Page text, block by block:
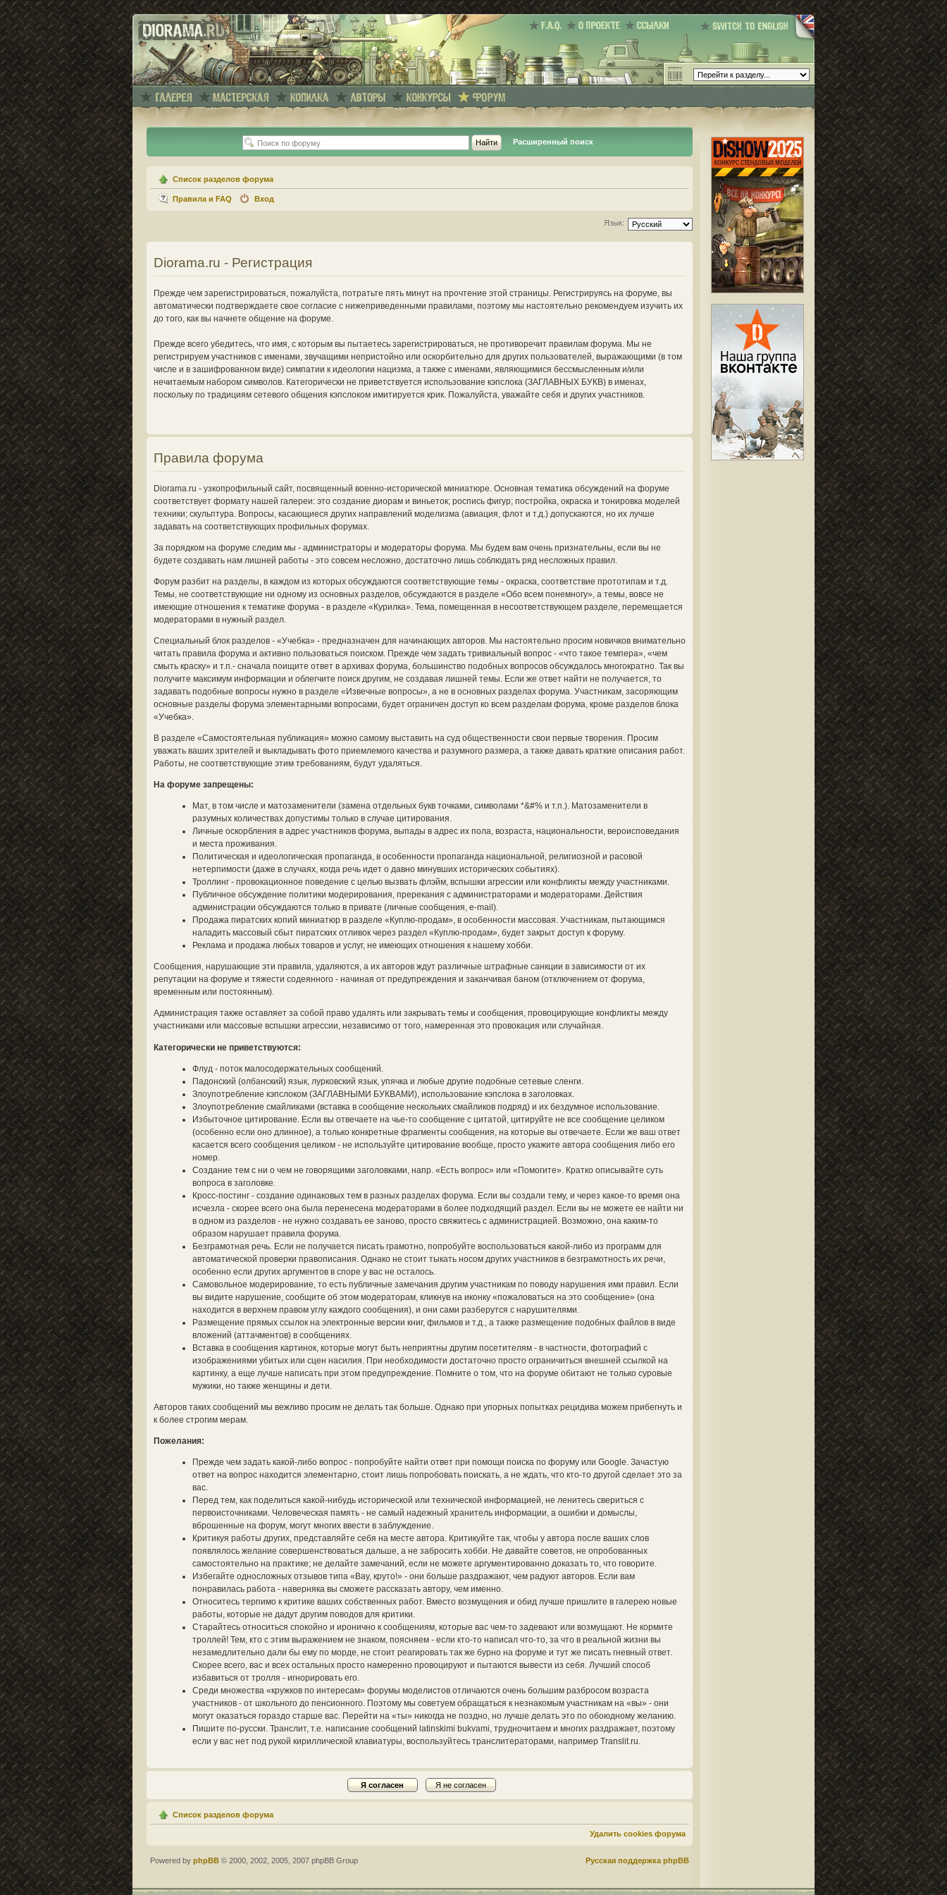
Расширенный поиск
Список разделов форума
Правила и FAQ Вход
Язык:
Diorama.ru - Регистрация
Прежде чем зарегистрироваться, пожалуйста, потратьте пять минут на прочтение этой страницы. Регистрируясь на форуме, вы
автоматически подтверждаете свое согласие с нижеприведенными правилами, поэтому мы настоятельно рекомендуем изучить их
до того, как вы начнете общение на форуме.
Прежде всего убедитесь, что имя, с которым вы пытаетесь зарегистрироваться, не противоречит правилам форума. Мы не
регистрируем участников с именами, звучащими непристойно или оскорбительно для других пользователей, выражающими (в том
числе и в зашифрованном виде) симпатии к идеологии нацизма, а также с именами, являющимися бессмысленным и/или
нечитаемым набором символов. Категорически не приветствуется использование кэпслока (ЗАГЛАВНЫХ БУКВ) в именах,
поскольку по традициям сетевого общения кэпслоком имитируется крик. Пожалуйста, уважайте себя и других участников.
Правила форума
Diorama.ru - узкопрофильный сайт, посвященный военно-исторической миниатюре. Основная тематика обсуждений на форуме
соответствует формату нашей галереи: это создание диорам и виньеток; роспись фигур; постройка, окраска и тонировка моделей
техники; скульптура. Вопросы, касающиеся других направлений моделизма (авиация, флот и т.д.) допускаются, но их лучше
задавать на соответствующих профильных форумах.
За порядком на форуме следим мы - администраторы и модераторы форума. Мы будем вам очень признательны, если вы не
будете создавать нам лишней работы - это совсем несложно, достаточно лишь соблюдать ряд несложных правил.
Форум разбит на разделы, в каждом из которых обсуждаются соответствующие темы - окраска, соответствие прототипам и т.д.
Темы, не соответствующие ни одному из основных разделов, обсуждаются в разделе «Обо всем понемногу», а темы, вовсе не
имеющие отношения к тематике форума - в разделе «Курилка». Тема, помещенная в несоответствующем разделе, перемещается
модераторами в нужный раздел.
Специальный блок разделов - «Учебка» - предназначен для начинающих авторов. Мы настоятельно просим новичков внимательно
читать правила форума и активно пользоваться поиском. Прежде чем задать тривиальный вопрос - «что такое темпера», «чем
смыть краску» и т.п.- сначала поищите ответ в архивах форума, большинство подобных вопросов обсуждалось многократно. Так вы
получите максимум информации и облегчите поиск другим, не создавая лишней темы. Если же ответ найти не получается, то
задавать подобные вопросы нужно в разделе «Извечные вопросы», а не в основных разделах форума. Участникам, засоряющим
основные разделы форума элементарными вопросами, будет ограничен доступ ко всем разделам форума, кроме разделов блока
«Учебка».
В разделе «Самостоятельная публикация» можно самому выставить на суд общественности свои первые творения. Просим
уважать ваших зрителей и выкладывать фото приемлемого качества и разумного размера, а также давать краткие описания работ.
Работы, не соответствующие этим требованиям, будут удаляться.
На форуме запрещены:
Мат, в том числе и матозаменители (замена отдельных букв точками, символами *&#% и т.п.). Матозаменители в
разумных количествах допустимы только в случае цитирования.
Личные оскорбления в адрес участников форума, выпады в адрес их пола, возраста, национальности, вероисповедания
и места проживания.
Политическая и идеологическая пропаганда, в особенности пропаганда национальной, религиозной и расовой
нетерпимости (даже в случаях, когда речь идет о давно минувших исторических событиях).
Троллинг - провокационное поведение с целью вызвать флэйм, вспышки агрессии или конфликты между участниками.
Публичное обсуждение политики модерирования, пререкания с администраторами и модераторами. Действия
администрации обсуждаются только в привате (личные сообщения, e-mail).
Продажа пиратских копий миниатюр в разделе «Куплю-продам», в особенности массовая. Участникам, пытающимся
наладить массовый сбыт пиратских отливок через раздел «Куплю-продам», будет закрыт доступ к форуму.
Реклама и продажа любых товаров и услуг, не имеющих отношения к нашему хобби.
Сообщения, нарушающие эти правила, удаляются, а их авторов ждут различные штрафные санкции в зависимости от их
репутации на форуме и тяжести содеянного - начиная от предупреждения и заканчивая баном (отключением от форума,
временным или постоянным).
Администрация также оставляет за собой право удалять или закрывать темы и сообщения, провоцирующие конфликты между
участниками или массовые вспышки агрессии, независимо от того, намеренная это провокация или случайная.
Категорически не приветствуются:
Флуд - поток малосодержательных сообщений.
Падонский (олбанский) язык, лурковский язык, упячка и любые другие подобные сетевые сленги.
Злоупотребление кэпслоком (ЗАГЛАВНЫМИ БУКВАМИ), использование кэпслока в заголовках.
Злоупотребление смайликами (вставка в сообщение нескольких смайликов подряд) и их бездумное использование.
Избыточное цитирование. Если вы отвечаете на чье-то сообщение с цитатой, цитируйте не все сообщение целиком
(особенно если оно длинное), а только конкретные фрагменты сообщения, на которые вы отвечаете. Если же ваш ответ
касается всего сообщения целиком - не используйте цитирование вообще, просто укажите автора сообщения либо его
номер.
Создание тем с ни о чем не говорящими заголовками, напр. «Есть вопрос» или «Помогите». Кратко описывайте суть
вопроса в заголовке.
Кросс-постинг - создание одинаковых тем в разных разделах форума. Если вы создали тему, и через какое-то время она
исчезла - скорее всего она была перенесена модераторами в более подходящий раздел. Если вы не можете ее найти ни
в одном из разделов - не нужно создавать ее заново, просто свяжитесь с администрацией. Возможно, она каким-то
образом нарушает правила форума.
Безграмотная речь. Если не получается писать грамотно, попробуйте воспользоваться какой-либо из программ для
автоматической проверки правописания. Однако не стоит тыкать носом других участников в безграмотность их речи,
особенно если других аргументов в споре у вас не осталось.
Самовольное модерирование, то есть публичные замечания другим участникам по поводу нарушения ими правил. Если
вы видите нарушение, сообщите об этом модераторам, кликнув на иконку «пожаловаться на это сообщение» (она
находится в верхнем правом углу каждого сообщения), и они сами разберутся с нарушителями.
Размещение прямых ссылок на электронные версии книг, фильмов и т.д., а также размещение подобных файлов в виде
вложений (аттачментов) в сообщениях.
Вставка в сообщения картинок, которые могут быть неприятны другим посетителям - в частности, фотографий с
изображениями убитых или сцен насилия. При необходимости достаточно просто ограничиться внешней ссылкой на
картинку, а еще лучше написать при этом предупреждение. Помните о том, что на форуме обитают не только суровые
мужики, но также женщины и дети.
Авторов таких сообщений мы вежливо просим не делать так больше. Однако при упорных попытках рецидива можем прибегнуть и
к более строгим мерам.
Пожелания:
Прежде чем задать какой-либо вопрос - попробуйте найти ответ при помощи поиска по форуму или Google. Зачастую
ответ на вопрос находится элементарно, стоит лишь попробовать поискать, а не ждать, что кто-то другой сделает это за
вас.
Перед тем, как поделиться какой-нибудь исторической или технической информацией, не ленитесь свериться с
первоисточниками. Человеческая память - не самый надежный хранитель информации, а ошибки и домыслы,
вброшенные на форум, могут многих ввести в заблуждение.
Критикуя работы других, представляйте себя на месте автора. Критикуйте так, чтобы у автора после ваших слов
появлялось желание совершенствоваться дальше, а не забросить хобби. Не давайте советов, не опробованных
самостоятельно на практике; не делайте замечаний, если не можете аргументированно доказать то, что говорите.
Избегайте односложных отзывов типа «Вау, круто!» - они больше раздражают, чем радуют авторов. Если вам
понравилась работа - наверняка вы сможете рассказать автору, чем именно.
Относитесь терпимо к критике ваших собственных работ. Вместо возмущения и обид лучше пришлите в галерею новые
работы, которые не дадут другим поводов для критики.
Старайтесь относиться спокойно и иронично к сообщениям, которые вас чем-то задевают или возмущают. Не кормите
троллей! Тем, кто с этим выражением не знаком, поясняем - если кто-то написал что-то, за что в реальной жизни вы
незамедлительно дали бы ему по морде, не стоит реагировать так же бурно на форуме и тут же писать гневный ответ.
Скорее всего, вас и всех остальных просто намеренно провоцируют и пытаются вывести из себя. Лучший способ
избавиться от тролля - игнорировать его.
Среди множества «кружков по интересам» форумы моделистов отличаются очень большим разбросом возраста
участников - от школьного до пенсионного. Поэтому мы советуем обращаться к незнакомым участникам на «вы» - они
могут оказаться гораздо старше вас. Перейти на «ты» никогда не поздно, но лучше делать это по обоюдному желанию.
Пишите по-русски. Транслит, т.е. написание сообщений latinskimi bukvami, трудночитаем и многих раздражает, поэтому
если у вас нет под рукой кириллической клавиатуры, воспользуйтесь транслитераторами, например Translit.ru.
Список разделов форума
Удалить cookies форума
Powered by phpBB © 2000, 2002, 2005, 2007 phpBB Group Русская поддержка phpBB